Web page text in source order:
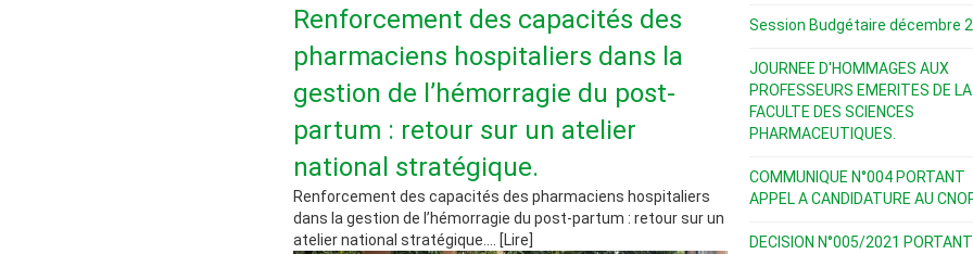
Renforcement des capacités des
pharmaciens hospitaliers dans la
gestion de l’hémorragie du post-
partum : retour sur un atelier
national stratégique.
Renforcement des capacités des pharmaciens hospitaliers
dans la gestion de l’hémorragie du post-partum : retour sur un
atelier national stratégique.... [Lire]
Session Budgétaire décembre
JOURNEE D'HOMMAGES AUX
PROFESSEURS EMERITES DE LA
FACULTE DES SCIENCES
PHARMACEUTIQUES.
COMMUNIQUE N°004 PORTANT
APPEL A CANDIDATURE AU
DECISION N°005/2021 PORTANT